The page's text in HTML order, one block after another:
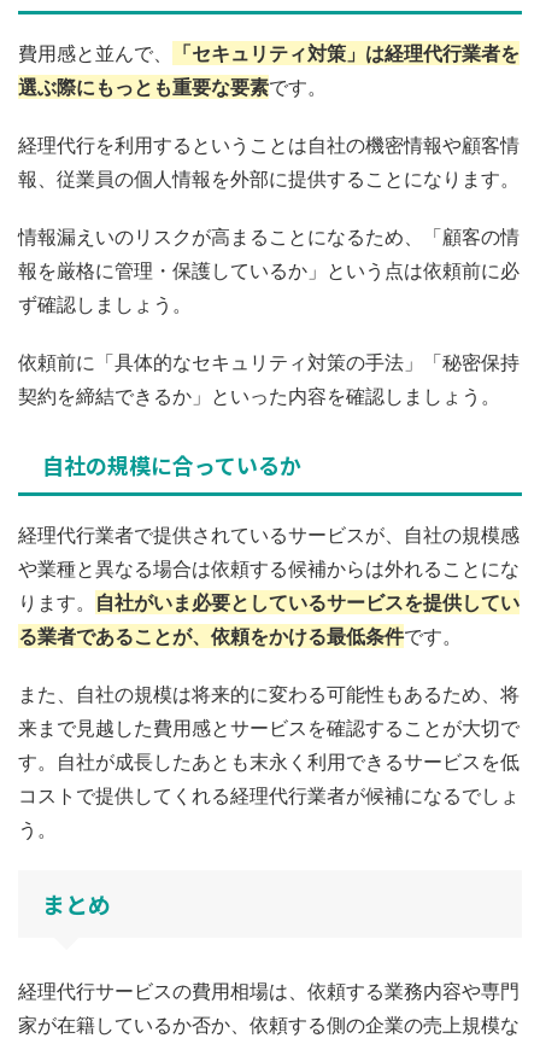
費用感と並んで、
「セキュリティ対策」は経理代行業者を
選ぶ際にもっとも重要な要素です。
経理代行を利用するということは自社の機密情報や顧客情
報、従業員の個人情報を外部に提供することになります。
情報漏えいのリスクが高まることになるため、「顧客の情
報を厳格に管理・保護しているか」という点は依頼前に必
ず確認しましょう。
依頼前に「具体的なセキュリティ対策の手法」「秘密保持
契約を締結できるか」といった内容を確認しましょう。
自社の規模に合っているか
経理代行業者で提供されているサービスが、自社の規模感
や業種と異なる場合は依頼する候補からは外れることにな
ります。 自社がいま必要としているサービスを提供してい
る業者であることが、依頼をかける最低条件です。
また、自社の規模は将来的に変わる可能性もあるため、将
来まで見越した費用感とサービスを確認することが大切で
す。自社が成長したあとも末永く利用できるサービスを低
コストで提供してくれる経理代行業者が候補になるでしょ
う。
まとめ
経理代行サービスの費用相場は、依頼する業務内容や専門
家が在籍しているか否か、依頼する側の企業の売上規模な